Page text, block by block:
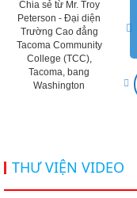
Chia sẻ từ Mr. Troy
Peterson - Đại diện
Trường Cao đẳng
Tacoma Community
College (TCC),
Tacoma, bang
Washington
THƯ VIỆN VIDEO